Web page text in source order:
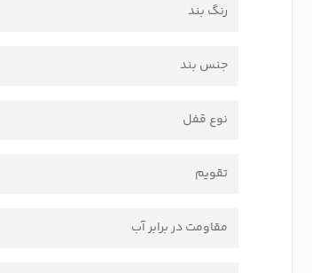
رنگ بند
جنس بند
نوع قفل
تقویم
مقاومت در برابر آب